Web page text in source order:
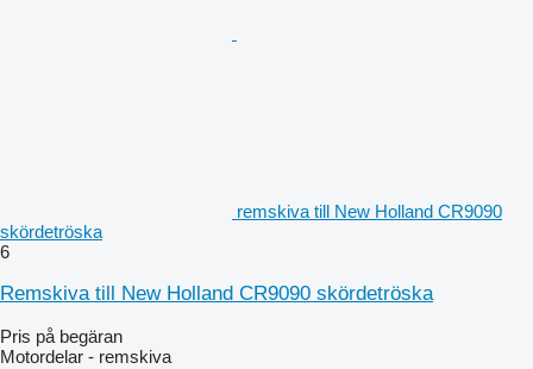
remskiva till New Holland CR9090
skördetröska
6
Remskiva till New Holland CR9090 skördetröska
Pris på begäran
Motordelar - remskiva